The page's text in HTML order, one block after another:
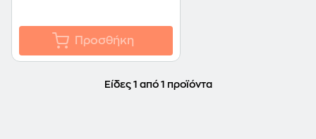
Προσθήκη
Είδες 1 από 1 προϊόντα